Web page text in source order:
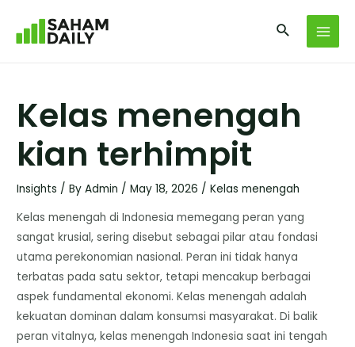
Kelas menengah
kian terhimpit
Insights / ByAdmin /May 18, 2026 /Kelas menengah
Kelas menengah di Indonesia memegang peran yang
sangat krusial, sering disebut sebagai pilar atau fondasi
utama perekonomian nasional. Peran ini tidak hanya
terbatas pada satu sektor, tetapi mencakup berbagai
aspek fundamental ekonomi. Kelas menengah adalah
kekuatan dominan dalam konsumsi masyarakat. Di balik
peran vitalnya, kelas menengah Indonesia saat ini tengah